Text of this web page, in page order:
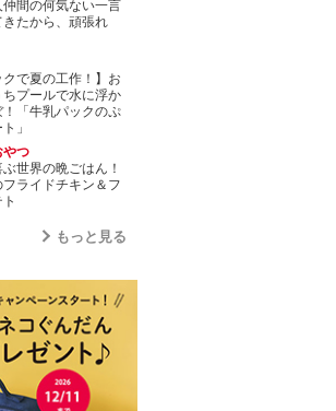
間の何気ない一言
きたから、頑張れ
クで夏の工作！】お
ちプールで水に浮か
「牛乳パックのぷ
」
やつ
世界の晩ごはん！
フライドチキン＆フ
もっと見る